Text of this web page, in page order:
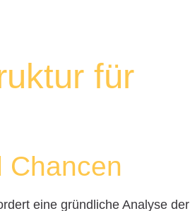
für
Chancen
eine gründliche Analyse der